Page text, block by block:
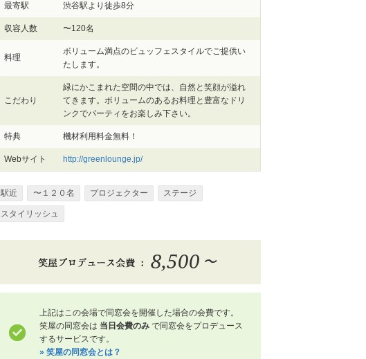
最寄駅 渋谷駅より徒歩8分
収容人数 〜120名
料理
ボリューム満点のビュッフェスタイルでご提供い
たします。
こだわり
緑にかこまれた空間の中では、自然と笑顔が溢れ
てきます。ボリュームのあるお料理と豊富なドリ
ンクでパーティをお楽しみ下さい。
特典 機材利用料金無料！
Webサイト http://greenlounge.jp/
駅近 〜１２０名 プロジェクター ステージ
スタイリッシュ
8,500 〜
上記はこの会場で同窓会を開催した場合の会費です。
笑屋の同窓会は 当日会費のみ で同窓会をプロデュース
するサービスです。
» 笑屋の同窓会とは？